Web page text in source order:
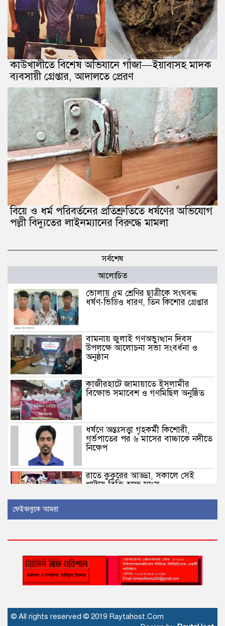
কাউখালীতে বিশেষ অভিযানে গাঁজা—ইয়াবাসহ মাদক
ব্যবসায়ী গ্রেপ্তার, আদালতে প্রেরণ
বিয়ে ও ধর্ম পরিবর্তনের প্রতিশ্রুতিতে ধর্ষণের অভিযোগ
পল্লী বিদ্যুতের লাইনম্যানের বিরুদ্ধে মামলা
সর্বশেষ
আলোচিত
ভোলায় ৫ম শ্রেণির ছাত্রীকে সংঘবদ্ধ
ধর্ষণ-ভিডিও ধারণ, তিন কিশোর গ্রেপ্তার
বামনায় জুলাই গণঅভ্যুত্থান দিবস
উপলক্ষে আলোচনা সভা সংবর্ধনা ও
অনুষ্ঠান
কাজীরহাটে জামায়াতে ইসলামীর
বিক্ষোভ সমাবেশ ও গণমিছিল অনুষ্ঠিত
ধর্ষণে অন্তঃসত্ত্বা গৃহকর্মী কিশোরী,
গর্ভপাতের পর ৬ মাসের বাচ্চাকে নদীতে
নিক্ষেপ
রাতে কুকুরের আড্ডা, সকালে সেই
খাট্টায় বিক্রি হচ্ছে মাংস
রাষ্ট্রীয় অনুষ্ঠানে হট্টগোল-বিশৃঙ্খলায়
হাম সন্দেহে আরও ৫ শিশুর মৃত্যু
শহীদদের রক্তের মর্যাদা রক্ষায় গণতন্ত্রকে
প্রাতিষ্ঠানিক রূপ দেওয়া হবে: তথ্যমন্ত্রী
ফেইজবুকে আমরা
© All rights reserved © 2019 Raytahost.Com